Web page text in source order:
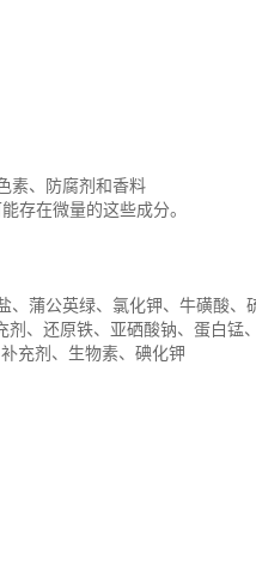
素、防腐剂和香料
存在微量的这些成分。
蒲公英绿、氯化钾、牛磺酸、
、还原铁、亚硒酸钠、蛋白锰
充剂、生物素、碘化钾